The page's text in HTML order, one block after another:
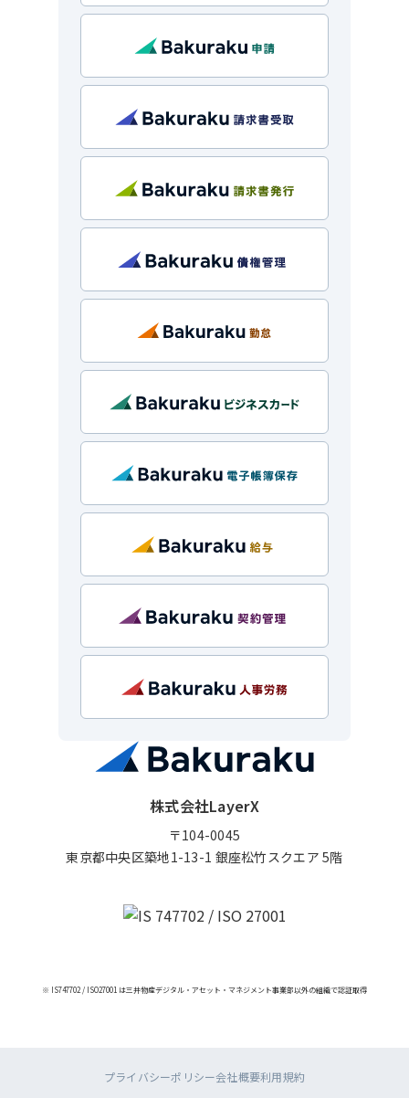
株式会社LayerX
〒104-0045
東京都中央区築地1-13-1 銀座松竹スクエア 5階
※ IS747702 / ISO27001 は三井物産デジタル・アセット・マネジメント事業部以外の組織で認証取得
プライバシーポリシー会社概要利用規約